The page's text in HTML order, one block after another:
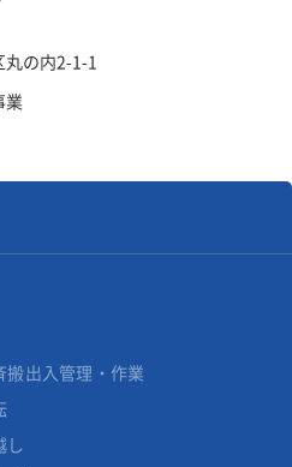
丸の内2-1-1
業
出入管理・作業
し